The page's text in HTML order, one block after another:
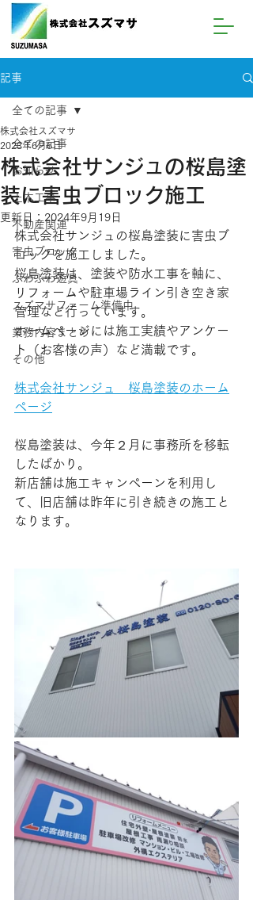
記事
全ての記事
お知らせ
土木工事
不動産関連
害虫ブロック
ふわふわ遊具
スズマサファーム準備中
業務内容まとめ
その他
全ての記事
株式会社サンジュの桜島塗
装に害虫ブロック施工
株式会社スズマサ
2023年6月6日
更新日： 2024年9月19日
株式会社サンジュの桜島塗装に害虫ブ
ロックを施工しました。
桜島塗装は、塗装や防水工事を軸に、
リフォームや駐車場ライン引き空き家
管理など行っています。
ホームページには施工実績やアンケー
ト（お客様の声）など満載です。
株式会社サンジュ　桜島塗装のホーム
ページ
桜島塗装は、今年２月に事務所を移転
したばかり。
新店舗は施工キャンペーンを利用し
て、旧店舗は昨年に引き続きの施工と
なります。